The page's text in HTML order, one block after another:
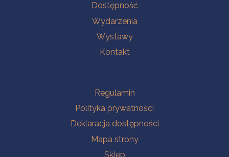
Dostępność
Wydarzenia
Wystawy
Kontakt
Regulamin
Polityka prywatności
Deklaracja dostępności
Mapa strony
Sklep